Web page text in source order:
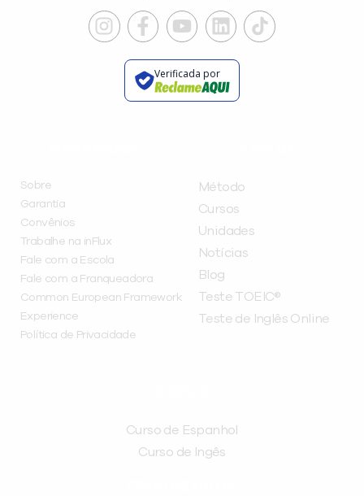
Verificada por
Sobre
Garantia
Convênios
Trabalhe na inFlux
Fale com a Escola
Fale com a Franqueadora
Common European Framework
Experience
Política de Privacidade
Método
Cursos
Unidades
Notícias
Blog
Teste TOEIC®
Teste de Inglês Online
Curso de Espanhol
Curso de Ingês